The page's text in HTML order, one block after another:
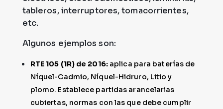
tableros, interruptores, tomacorrientes,
etc.
Algunos ejemplos son:
RTE 105 (1R) de 2016:aplica para baterías de
Níquel-Cadmio, Níquel-Hidruro, Litio y
plomo. Establece partidas arancelarias
cubiertas, normas con las que debe cumplir